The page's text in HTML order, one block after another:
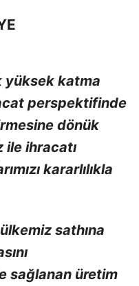
yüksek katma
perspektifinde
dönük
ihracatı
kararlılıkla
sathına
sağlanan üretim